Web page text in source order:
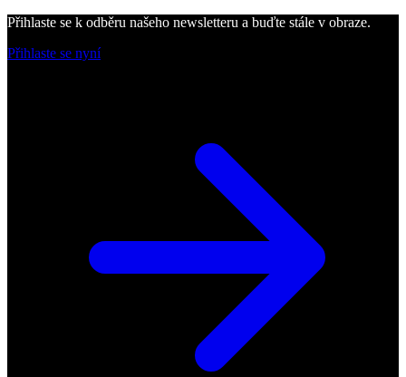
Přihlaste se k odběru našeho newsletteru a buďte stále v obraze.
Přihlaste se nyní